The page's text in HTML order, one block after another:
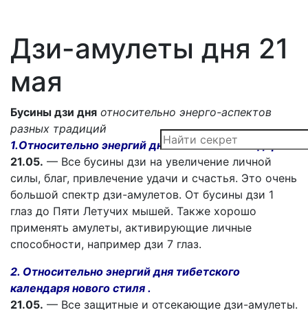
Дзи-амулеты дня 21
мая
Бусины дзи дня относительно энерго-аспектов
разных традиций
1.Относительно энергий дня бонского календаря.
21.05. — Все бусины дзи на увеличение личной
силы, благ, привлечение удачи и счастья. Это очень
большой спектр дзи-амулетов. От бусины дзи 1
глаз до Пяти Летучих мышей. Также хорошо
применять амулеты, активирующие личные
способности, например дзи 7 глаз.
2. Относительно энергий дня тибетского
календаря нового стиля .
21.05. — Все защитные и отсекающие дзи-амулеты.